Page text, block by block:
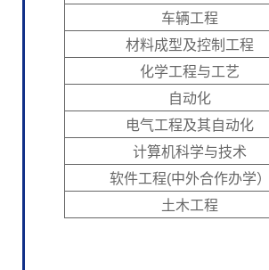
车辆工程
材料成型及控制工程
化学工程与工艺
自动化
电气工程及其自动化
计算机科学与技术
软件工程(中外合作办学）
土木工程